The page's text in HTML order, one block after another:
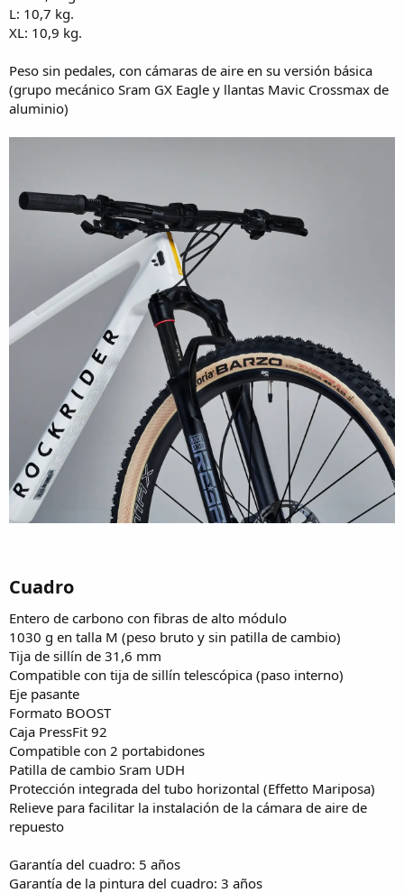
L: 10,7 kg.
XL: 10,9 kg.
Peso sin pedales, con cámaras de aire en su versión básica
(grupo mecánico Sram GX Eagle y llantas Mavic Crossmax de
aluminio)
Cuadro​
Entero de carbono con fibras de alto módulo
1030 g en talla M (peso bruto y sin patilla de cambio)
Tija de sillín de 31,6 mm
Compatible con tija de sillín telescópica (paso interno)
Eje pasante
Formato BOOST
Caja PressFit 92
Compatible con 2 portabidones
Patilla de cambio Sram UDH
Protección integrada del tubo horizontal (Effetto Mariposa)
Relieve para facilitar la instalación de la cámara de aire de
repuesto
Garantía del cuadro: 5 años
Garantía de la pintura del cuadro: 3 años